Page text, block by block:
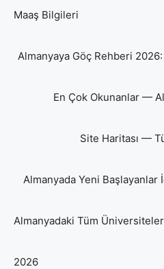
Maaş Bilgileri
Almanyaya Göç Rehberi
En Çok Okunanlar —
Site Haritası —
Almanyada Yeni Başlayanlar
Almanyadaki Tüm
2026